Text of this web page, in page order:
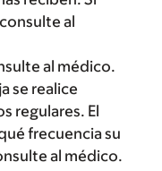
al
al médico.
se realice
regulares. El
frecuencia su
al médico.